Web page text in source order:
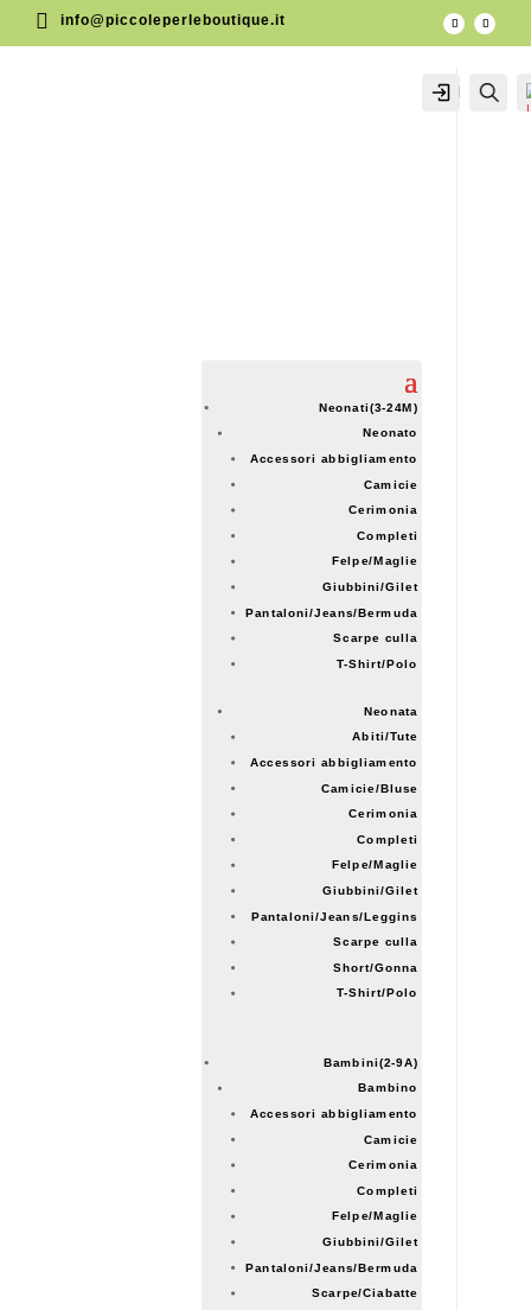
 info@piccoleperleboutique.it
Neonati(3-24M)
Neonato
Accessori abbigliamento
Camicie
Cerimonia
Completi
Felpe/Maglie
Giubbini/Gilet
Pantaloni/Jeans/Bermuda
Scarpe culla
T-Shirt/Polo
Neonata
Abiti/Tute
Accessori abbigliamento
Camicie/Bluse
Cerimonia
Completi
Felpe/Maglie
Giubbini/Gilet
Pantaloni/Jeans/Leggins
Scarpe culla
Short/Gonna
T-Shirt/Polo
Bambini(2-9A)
Bambino
Accessori abbigliamento
Camicie
Cerimonia
Completi
Felpe/Maglie
Giubbini/Gilet
Pantaloni/Jeans/Bermuda
Scarpe/Ciabatte
IL MIO
ACCOUNT